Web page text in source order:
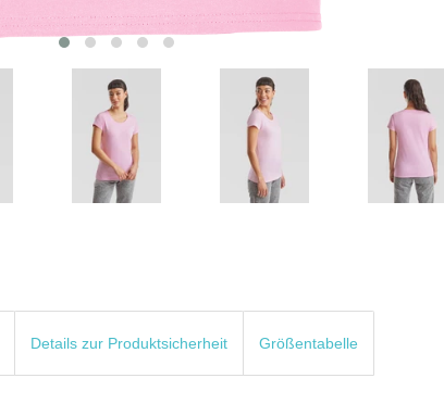
Details zur Produktsicherheit Größentabelle